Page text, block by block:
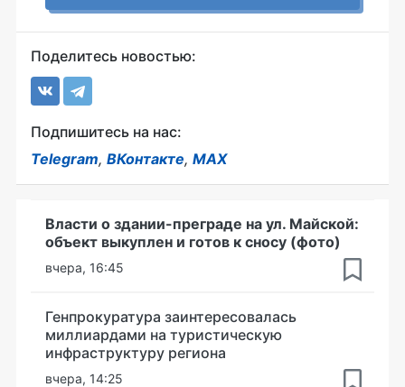
Поделитесь новостью:
Подпишитесь на нас:
Telegram, ВКонтакте, MAX
Власти о здании-преграде на ул. Майской:
объект выкуплен и готов к сносу (фото)
вчера, 16:45
Генпрокуратура заинтересовалась
миллиардами на туристическую
инфраструктуру региона
вчера, 14:25